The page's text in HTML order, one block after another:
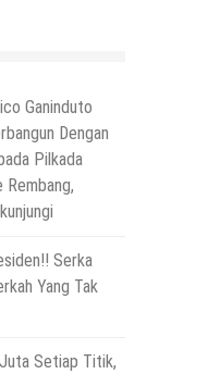
Ganinduto
Dengan
Pilkada
Serka
Yang Tak
Setiap Titik,